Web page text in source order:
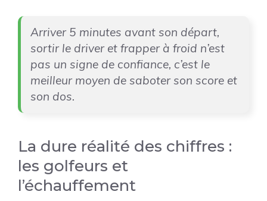
Arriver 5 minutes avant son départ,
sortir le driver et frapper à froid n’est
pas un signe de confiance, c’est le
meilleur moyen de saboter son score et
son dos.
La dure réalité des chiffres :
les golfeurs et
l’échauffement